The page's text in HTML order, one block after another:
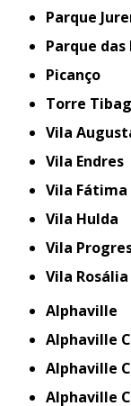
Parque
Parque
Picanço
Torre
Vila
Vila Endres
Vila Fátima
Vila Hulda
Vila
Vila Rosália
Alphaville
Alphaville
Alphaville
Alphaville